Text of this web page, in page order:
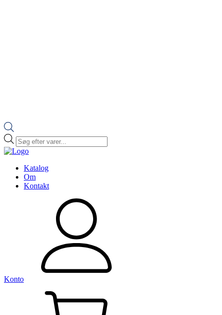
Products
search
Katalog
Om
Kontakt
Konto